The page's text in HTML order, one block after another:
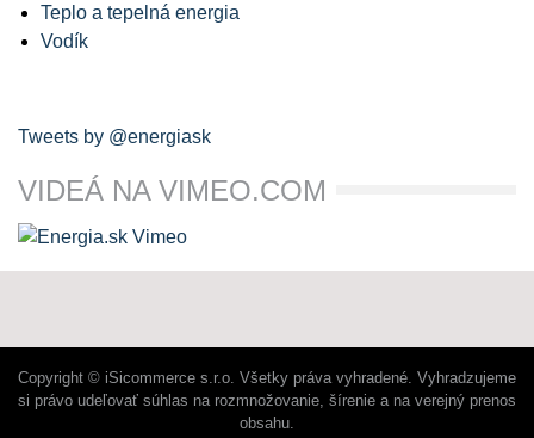
Teplo a tepelná energia
Vodík
Tweets by @energiask
VIDEÁ NA VIMEO.COM
Copyright © iSicommerce s.r.o. Všetky práva vyhradené. Vyhradzujeme
si právo udeľovať súhlas na rozmnožovanie, šírenie a na verejný prenos
obsahu.